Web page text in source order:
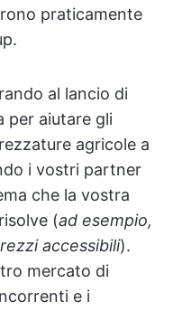
praticamente
al lancio di
per aiutare gli
agricole a
i vostri partner
che la vostra
(ad esempio,
accessibili).
mercato di
e i